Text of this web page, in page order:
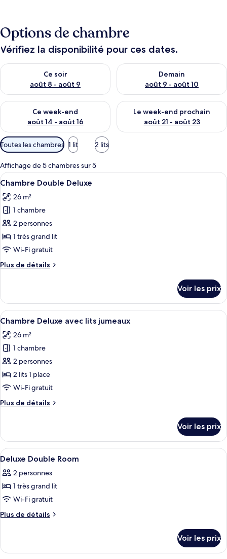
Options de chambre
Vérifiez la disponibilité pour ces dates.
Ce soir
août 8 - août 9
Vérifier la disponibilité pour ce soir août 8 - août 9
Demain
août 9 - août 10
Vérifier la disponibilité pour
Ce week-end
août 14 - août 16
Vérifier la disponibilité pour ce week-end août 14 - août 16
Le week-end prochain
août 21 - août 23
Vérifier la disponibilité pour
Filtres
disponibles
pour
les
chambres
Toutes les chambres 1 lit 2 lits
Affichage de 5 chambres sur 5
Afficher
toutes
les
photos
pour
ce
type
chambre :
Deluxe
Une chambre d’hôtel avec un
6
Chambre Double Deluxe
26 m²
1 chambre
2 personnes
1 très grand lit
Wi-Fi gratuit
Plus de détails
Plus
le
type
de
Chambre
Double
Deluxe
Voir les prix
Afficher
toutes
les
photos
pour
ce
type
chambre :
avec
lits
jumeaux
Une chambre d’hôtel avec deux
7
Chambre Deluxe avec lits jumeaux
26 m²
1 chambre
2 personnes
2 lits 1 place
Wi-Fi gratuit
Plus de détails
Plus
le
type
de
Chambre
Deluxe
lits
jumeaux
Voir les prix
Afficher
toutes
les
photos
pour
ce
chambre :
Minibar, coffres-forts dans les
3
Deluxe Double Room
2 personnes
1 très grand lit
Wi-Fi gratuit
Plus de détails
Plus
le
Voir les prix